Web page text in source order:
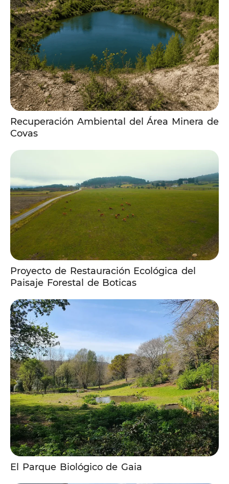
Recuperación Ambiental del Área Minera de
Covas
Proyecto de Restauración Ecológica del
Paisaje Forestal de Boticas
El Parque Biológico de Gaia